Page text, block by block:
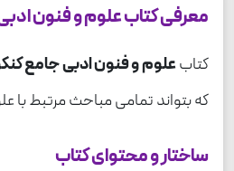
معرفی کتاب علوم و فنون
کتابعلوم و فنون ادبی جامع
که بتواند تمامی مباحث مرتبط با
ساختار و محتوای کتاب